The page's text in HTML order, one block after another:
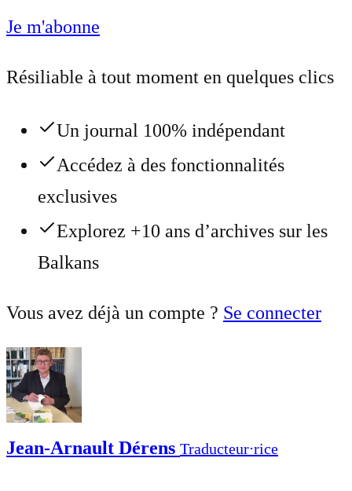
Je m'abonne
Résiliable à tout moment en quelques clics
Un journal 100% indépendant
Accédez à des fonctionnalités
exclusives
Explorez +10 ans d’archives sur les
Balkans
Vous avez déjà un compte ? Se connecter
Jean-Arnault Dérens Traducteur⋅rice